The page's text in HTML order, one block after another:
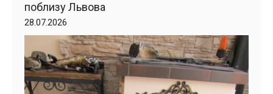
поблизу Львова
28.07.2026